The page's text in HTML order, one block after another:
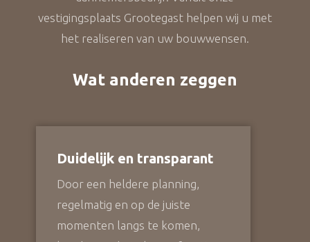
vestigingsplaats Grootegast helpen wij u met
het realiseren van uw bouwwensen.
Wat anderen zeggen
Duidelijk en transparant
Door een heldere planning,
regelmatig en op de juiste
momenten langs te komen,